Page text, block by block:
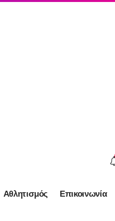
Αθλητισμός Επικοινωνία